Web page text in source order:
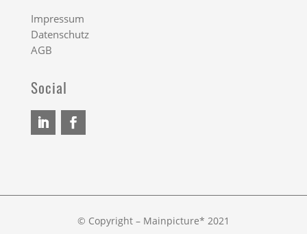
Impressum
Datenschutz
AGB
Social
© Copyright – Mainpicture* 2021